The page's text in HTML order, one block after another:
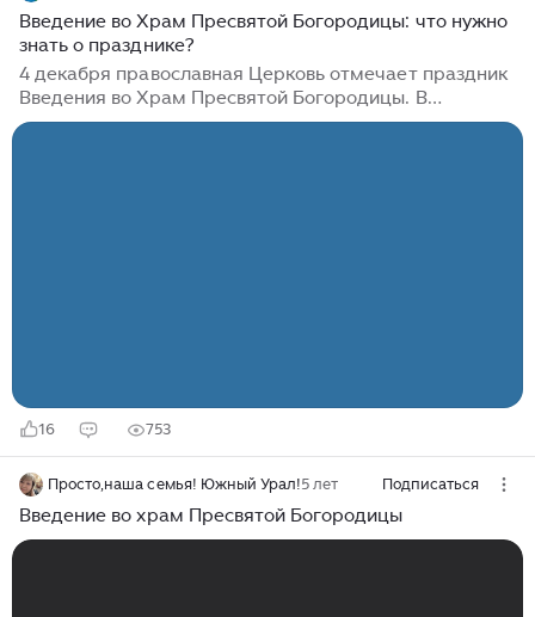
Введение во Храм Пресвятой Богородицы: что нужно
знать о празднике?
4 декабря православная Церковь отмечает праздник
Введения во Храм Пресвятой Богородицы. В
традиции православия очень теплое, трепетное
16 753
Просто,наша семья! Южный Урал!5 лет Подписаться
Введение во храм Пресвятой Богородицы